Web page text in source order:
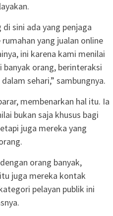
sini ada yang penjaga
yang jualan online
ini karena kami menilai
banyak orang, berinteraksi
sehari,” sambungnya.
membenarkan hal itu. Ia
bukan saja khusus bagi
juga mereka yang
orang banyak,
juga mereka kontak
pelayan publik ini